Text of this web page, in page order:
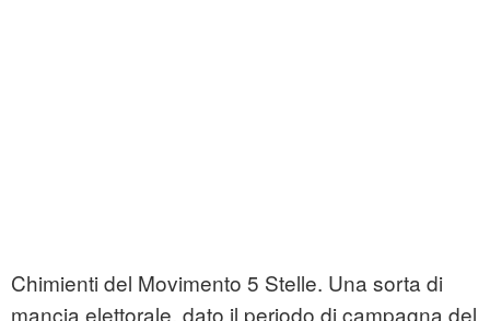
Chimienti del Movimento 5 Stelle. Una sorta di
mancia elettorale, dato il periodo di campagna del